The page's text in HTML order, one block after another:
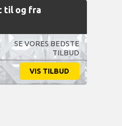
til og fra
SE VORES BEDSTE
TILBUD
VIS TILBUD